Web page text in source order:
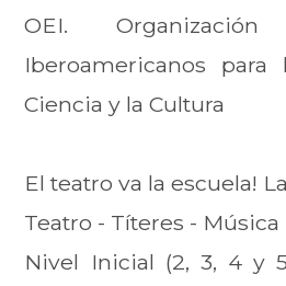
OEI.
Iberoamericanos para
Ciencia y la Cultura
El teatro va la escuela!
Teatro - Títeres - Música
Nivel Inicial (2, 3, 4 y